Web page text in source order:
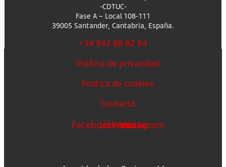
-CDTUC-
Fase A – Local 108-111
39005 Santander, Cantabria, España.
+34 942 88 82 94
Política de privacidad
Política de cookies
Contacto
FacebookLinkedin
Youtube
Instagram